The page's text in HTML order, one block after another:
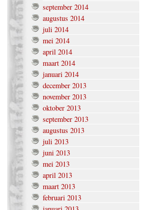
september 2014
augustus 2014
juli 2014
mei 2014
april 2014
maart 2014
januari 2014
december 2013
november 2013
oktober 2013
september 2013
augustus 2013
juli 2013
juni 2013
mei 2013
april 2013
maart 2013
februari 2013